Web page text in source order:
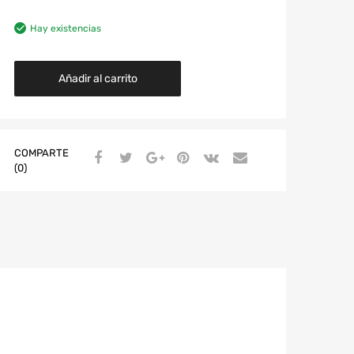
Hay existencias
Añadir al carrito
COMPARTE
(0)